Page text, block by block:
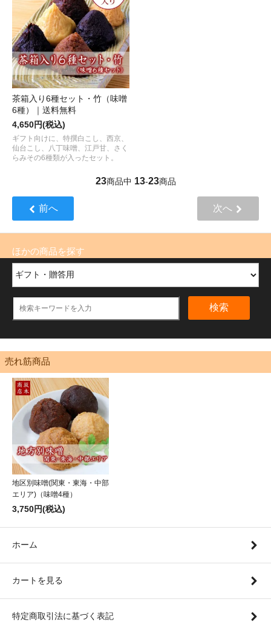
茶箱入り6種セット・竹（味噌
6種）｜送料無料
4,650円(税込)
ギフト向けに、特撰白こし、西京、
仙台こし、八丁味噌、江戸甘、さく
らみその6種類が入ったセット。
23商品中 13-23商品
前へ 次へ
ほかの商品を探す
検索
売れ筋商品
地区別味噌(関東・東海・中部
エリア)（味噌4種）
3,750円(税込)
ホーム
カートを見る
特定商取引法に基づく表記